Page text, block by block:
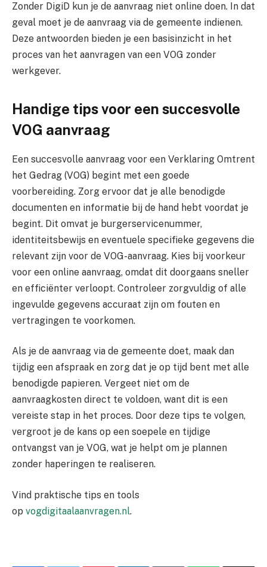
Zonder DigiD kun je de aanvraag niet online doen. In dat
geval moet je de aanvraag via de gemeente indienen.
Deze antwoorden bieden je een basisinzicht in het
proces van het aanvragen van een VOG zonder
werkgever.
Handige tips voor een succesvolle
VOG aanvraag
Een succesvolle aanvraag voor een Verklaring Omtrent
het Gedrag (VOG) begint met een goede
voorbereiding. Zorg ervoor dat je alle benodigde
documenten en informatie bij de hand hebt voordat je
begint. Dit omvat je burgerservicenummer,
identiteitsbewijs en eventuele specifieke gegevens die
relevant zijn voor de VOG-aanvraag. Kies bij voorkeur
voor een online aanvraag, omdat dit doorgaans sneller
en efficiënter verloopt. Controleer zorgvuldig of alle
ingevulde gegevens accuraat zijn om fouten en
vertragingen te voorkomen.
Als je de aanvraag via de gemeente doet, maak dan
tijdig een afspraak en zorg dat je op tijd bent met alle
benodigde papieren. Vergeet niet om de
aanvraagkosten direct te voldoen, want dit is een
vereiste stap in het proces. Door deze tips te volgen,
vergroot je de kans op een soepele en tijdige
ontvangst van je VOG, wat je helpt om je plannen
zonder haperingen te realiseren.
Vind praktische tips en tools
op vogdigitaalaanvragen.nl.